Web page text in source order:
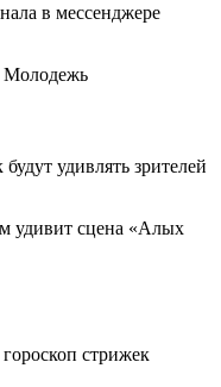
в мессенджере
удивлять зрителей
удивит сцена «Алых
стрижек